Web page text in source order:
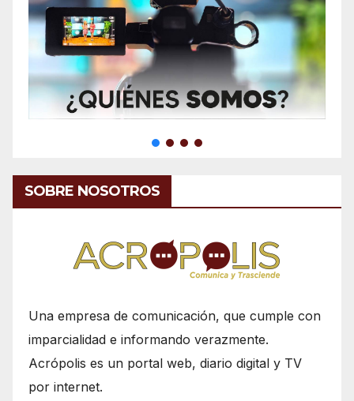
SOBRE NOSOTROS
Una empresa de comunicación, que cumple con
imparcialidad e informando verazmente.
Acrópolis es un portal web, diario digital y TV
por internet.